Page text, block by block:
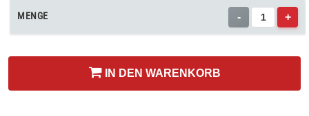
MENGE - +
IN DEN WARENKORB